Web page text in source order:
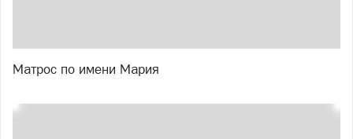
Матрос по имени Мария